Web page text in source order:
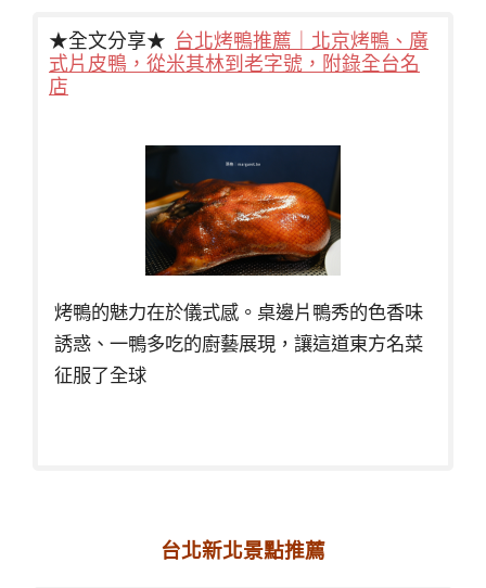
★全文分享★ 台北烤鴨推薦｜北京烤鴨、廣
式片皮鴨，從米其林到老字號，附錄全台名
店
烤鴨的魅力在於儀式感。桌邊片鴨秀的色香味
誘惑、一鴨多吃的廚藝展現，讓這道東方名菜
征服了全球
台北新北景點推薦